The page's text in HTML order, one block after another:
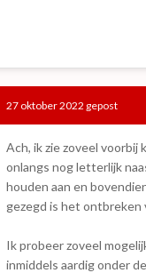
27 oktober 2022 gepost
Ach, ik zie zoveel voorbij
onlangs nog letterlijk
houden aan en
gezegd is het ontbreken
Ik probeer zoveel
inmiddels aardig onder